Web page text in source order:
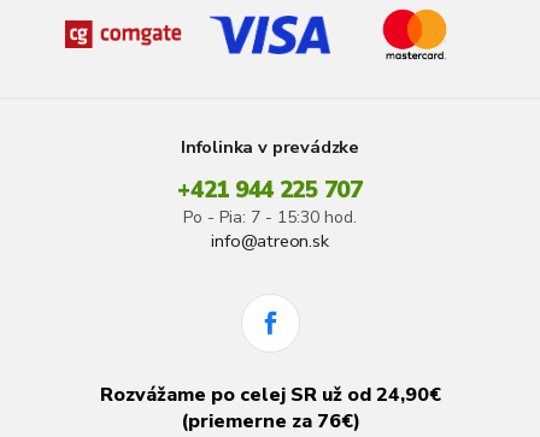
Infolinka v prevádzke
+421 944 225 707
Po - Pia: 7 - 15:30 hod.
info@atreon.sk
Rozvážame po celej SR už od 24,90€
(priemerne za 76€)